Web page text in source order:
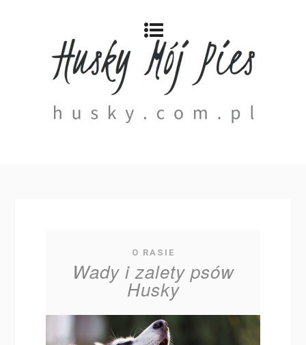
O RASIE
Wady i zalety psów
Husky